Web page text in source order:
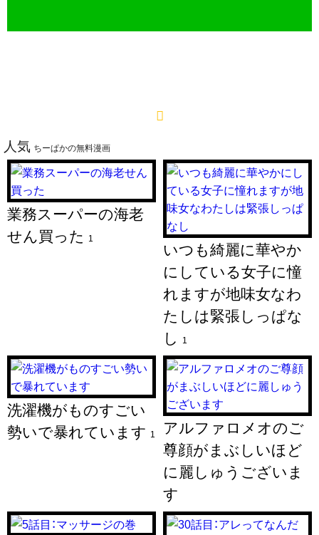
人気 ちーぱかの無料漫画
業務スーパーの海老
せん買った 1
いつも綺麗に華やか
にしている女子に憧
れますが地味女なわ
たしは緊張しっぱな
し 1
洗濯機がものすごい
勢いで暴れています 1
アルファロメオのご
尊顔がまぶしいほど
に麗しゅうございま
す